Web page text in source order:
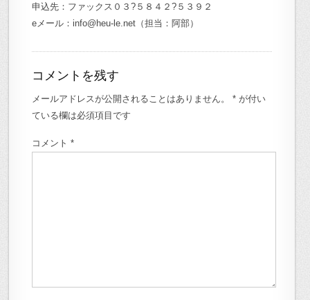
申込先：ファックス０３?５８４２?５３９２
eメール：info@heu-le.net（担当：阿部）
コメントを残す
メールアドレスが公開されることはありません。 * が付い
ている欄は必須項目です
コメント*